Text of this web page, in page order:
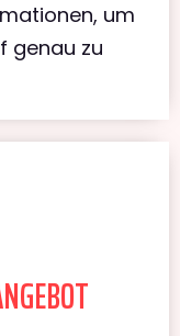
um
genau zu